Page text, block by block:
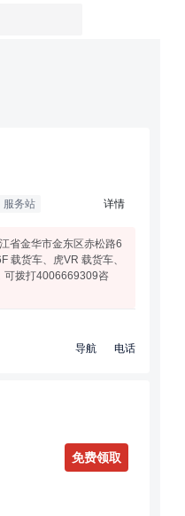
服务站 详情
省金华市金东区赤松路6
载货车、虎VR 载货车、
可拨打4006669309咨
导航 电话
免费领取